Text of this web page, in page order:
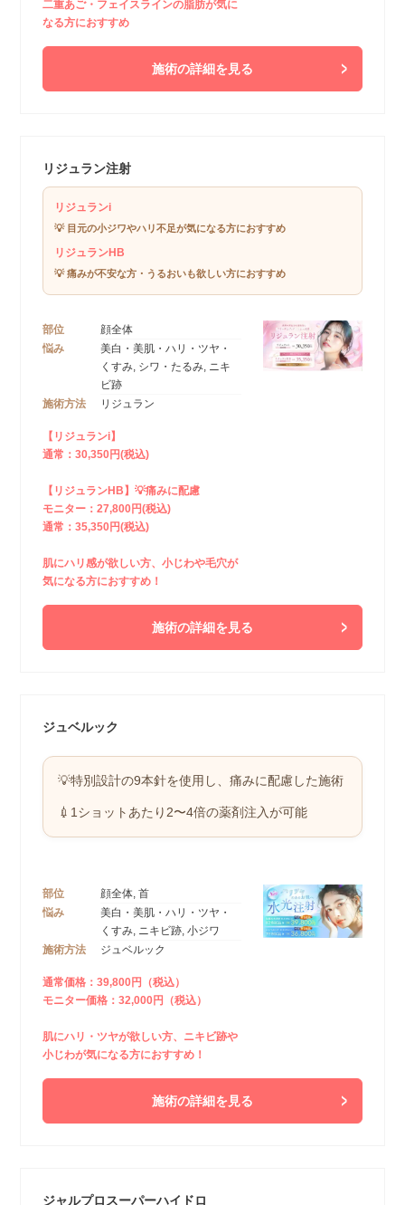
二重あご・フェイスラインの脂肪が気に
なる方におすすめ
施術の詳細を見る
リジュラン注射
リジュランi
💡 目元の小ジワやハリ不足が気になる方におすすめ
リジュランHB
💡 痛みが不安な方・うるおいも欲しい方におすすめ
部位
顔全体
悩み
美白・美肌・ハリ・ツヤ・
くすみ, シワ・たるみ, ニキ
ビ跡
施術方法
リジュラン
【リジュランi】
通常：30,350円(税込)
【リジュランHB】💡痛みに配慮
モニター：27,800円(税込)
通常：35,350円(税込)
肌にハリ感が欲しい方、小じわや毛穴が
気になる方におすすめ！
施術の詳細を見る
ジュベルック
💡特別設計の9本針を使用し、痛みに配慮した施術
💉1ショットあたり2〜4倍の薬剤注入が可能
部位
顔全体, 首
悩み
美白・美肌・ハリ・ツヤ・
くすみ, ニキビ跡, 小ジワ
施術方法
ジュベルック
通常価格：39,800円（税込）
モニター価格：32,000円（税込）
肌にハリ・ツヤが欲しい方、ニキビ跡や
小じわが気になる方におすすめ！
施術の詳細を見る
ジャルプロスーパーハイドロ